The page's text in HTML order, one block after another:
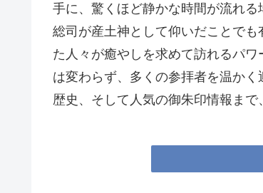
手に、驚くほど静かな時間が流れ
総司が産土神として仰いだことで
た人々が癒やしを求めて訪れるパ
は変わらず、多くの参拝者を温かく
歴史、そして人気の御朱印情報まで